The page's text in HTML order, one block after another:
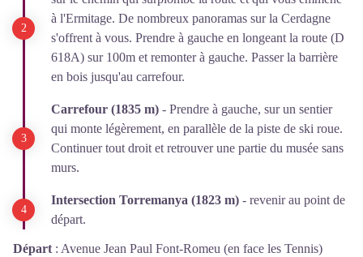
à l'Ermitage. De nombreux panoramas sur la Cerdagne
s'offrent à vous. Prendre à gauche en longeant la route (D
618A) sur 100m et remonter à gauche. Passer la barrière
en bois jusqu'au carrefour.
Carrefour (1835 m) - Prendre à gauche, sur un sentier
qui monte légèrement, en parallèle de la piste de ski roue.
Continuer tout droit et retrouver une partie du musée sans
murs.
Intersection Torremanya (1823 m) - revenir au point de
départ.
Départ : Avenue Jean Paul Font-Romeu (en face les Tennis)